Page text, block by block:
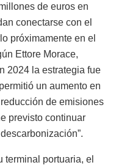
de euros en
conectarse con el
próximamente en el
Ettore Morace,
2024 la estrategia fue
un aumento en
de emisiones
previsto continuar
terminal portuaria, el